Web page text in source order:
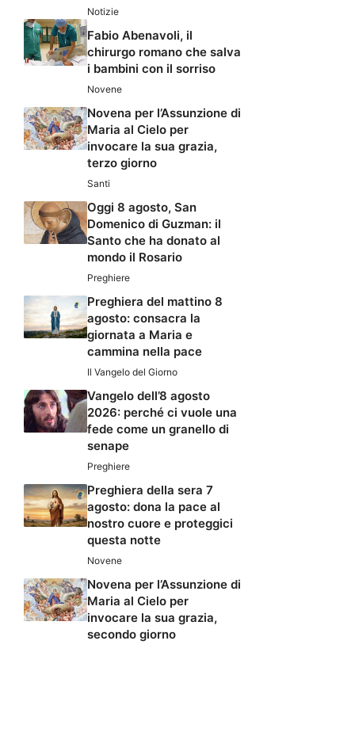
Notizie
Fabio Abenavoli, il
chirurgo romano che salva
i bambini con il sorriso
Novene
Novena per l’Assunzione di
Maria al Cielo per
invocare la sua grazia,
terzo giorno
Santi
Oggi 8 agosto, San
Domenico di Guzman: il
Santo che ha donato al
mondo il Rosario
Preghiere
Preghiera del mattino 8
agosto: consacra la
giornata a Maria e
cammina nella pace
Il Vangelo del Giorno
Vangelo dell’8 agosto
2026: perché ci vuole una
fede come un granello di
senape
Preghiere
Preghiera della sera 7
agosto: dona la pace al
nostro cuore e proteggici
questa notte
Novene
Novena per l’Assunzione di
Maria al Cielo per
invocare la sua grazia,
secondo giorno